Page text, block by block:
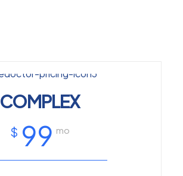
COMPLEX
$ 99 mo